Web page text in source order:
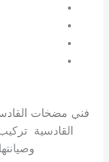
فني مضخات
القادسية